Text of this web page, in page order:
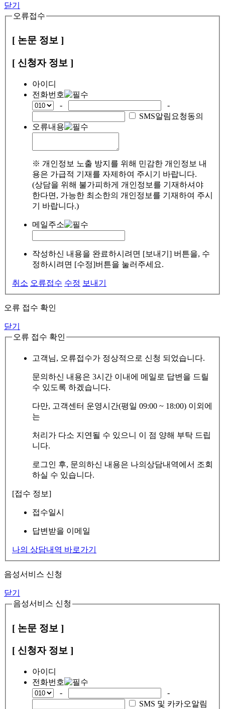
닫기
오류접수
[ 논문 정보 ]
[ 신청자 정보 ]
아이디
전화번호
-
-
SMS알림요청동의
오류내용
※ 개인정보 노출 방지를 위해 민감한 개인정보 내
용은 가급적 기재를 자제하여 주시기 바랍니다.
(상담을 위해 불가피하게 개인정보를 기재하셔야
한다면, 가능한 최소한의 개인정보를 기재하여 주시
기 바랍니다.)
메일주소
작성하신 내용을 완료하시려면 [보내기] 버튼을, 수
정하시려면 [수정]버튼을 눌러주세요.
취소 오류접수 수정 보내기
오류 접수 확인
닫기
오류 접수 확인
고객님, 오류접수가 정상적으로 신청 되었습니다.
문의하신 내용은 3시간 이내에 메일로 답변을 드릴
수 있도록 하겠습니다.
다만, 고객센터 운영시간(평일 09:00 ~ 18:00) 이외에
는
처리가 다소 지연될 수 있으니 이 점 양해 부탁 드립
니다.
로그인 후, 문의하신 내용은 나의상담내역에서 조회
하실 수 있습니다.
[접수 정보]
접수일시
답변받을 이메일
나의 상담내역 바로가기
음성서비스 신청
닫기
음성서비스 신청
[ 논문 정보 ]
[ 신청자 정보 ]
아이디
전화번호
-
-
SMS 및 카카오알림